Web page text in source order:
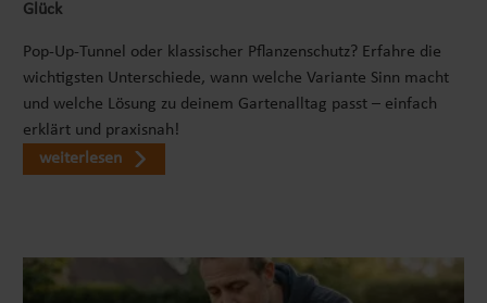
Gewicht von 1,92 kg bleibt sie gut tragbar, ohne
auf wichtige Funktionen wie ISOFIX-Befestigung,
Mesh-Flächen und erweiterbare Seitenteile zu
verzichten. Die graue Farbe wirkt dezent und
passt gut in moderne Fahrzeuginnenräume.
Materialien. Die herausnehmbare Matte kann
separat gereinigt oder gelüftet werden. Für eine
Glück
Pop-Up-Tunnel oder klassischer Pflanzenschutz? Erfahre die
wichtigsten Unterschiede, wann welche Variante Sinn macht
und welche Lösung zu deinem Gartenalltag passt – einfach
erklärt und praxisnah!
weiterlesen